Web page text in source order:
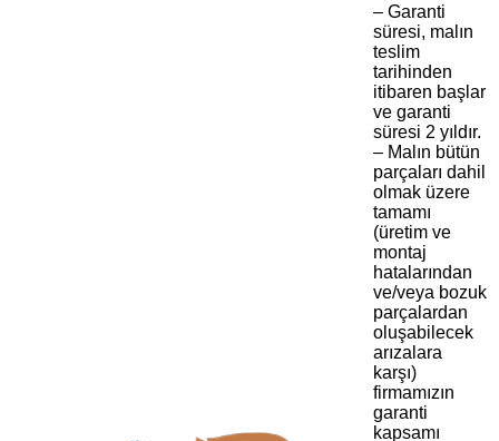
– Garanti
süresi, malın
teslim
tarihinden
itibaren başlar
ve garanti
süresi 2 yıldır.
– Malın bütün
parçaları dahil
olmak üzere
tamamı
(üretim ve
montaj
hatalarından
ve/veya bozuk
parçalardan
oluşabilecek
arızalara
karşı)
firmamızın
garanti
kapsamı